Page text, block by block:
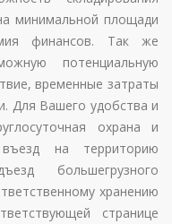
минимальной площади
финансов. Так же
потенциальную
временные затраты
Для Вашего удобства и
охрана и
въезд на территорию
большегрузного
хранению
странице